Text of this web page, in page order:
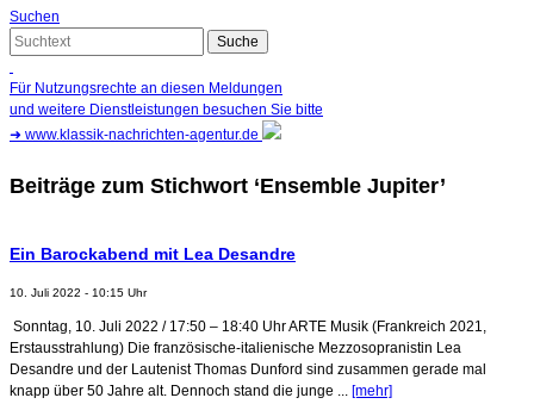
Suchen
Für Nutzungsrechte an diesen Meldungen
und weitere Dienstleistungen besuchen Sie bitte
➜ www.klassik-nachrichten-agentur.de
Beiträge zum Stichwort ‘Ensemble Jupiter’
Ein Barockabend mit Lea Desandre
10. Juli 2022 - 10:15 Uhr
Sonntag, 10. Juli 2022 / 17:50 – 18:40 Uhr ARTE Musik (Frankreich 2021,
Erstausstrahlung) Die französische-italienische Mezzosopranistin Lea
Desandre und der Lautenist Thomas Dunford sind zusammen gerade mal
knapp über 50 Jahre alt. Dennoch stand die junge ... [mehr]